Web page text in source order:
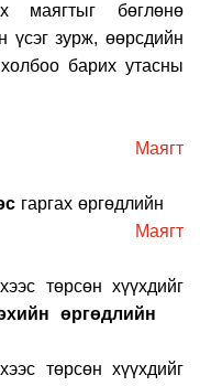
маягтыг бөглөнө
үсэг зурж, өөрсдийн
барих утасны
авах
Маягт
гаргах өргөдлийн
Маягт
төрсөн хүүхдийг
өргөдлийн
төрсөн хүүхдийг